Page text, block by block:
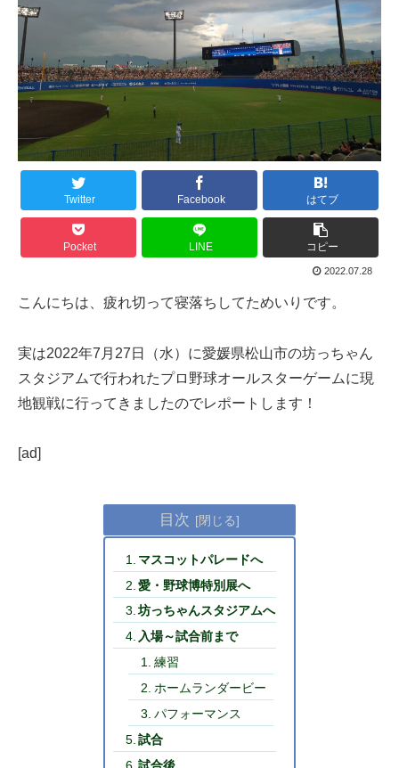
Twitter Facebook はてブ
Pocket LINE コピー
2022.07.28
こんにちは、疲れ切って寝落ちしてためいりです。
実は2022年7月27日（水）に愛媛県松山市の坊っちゃん
スタジアムで行われたプロ野球オールスターゲームに現
地観戦に行ってきましたのでレポートします！
[ad]
目次
マスコットパレードへ
愛・野球博特別展へ
坊っちゃんスタジアムへ
入場～試合前まで
練習
ホームランダービー
パフォーマンス
試合
試合後